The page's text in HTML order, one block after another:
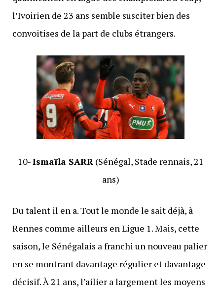
l’Ivoirien de 23 ans semble susciter bien des
convoitises de la part de clubs étrangers.
10-Ismaïla SARR(Sénégal, Stade rennais, 21
ans)
Du talent il en a. Tout le monde le sait déjà, à
Rennes comme ailleurs en Ligue 1. Mais, cette
saison, le Sénégalais a franchi un nouveau palier
en se montrant davantage régulier et davantage
décisif. À 21 ans, l’ailier a largement les moyens